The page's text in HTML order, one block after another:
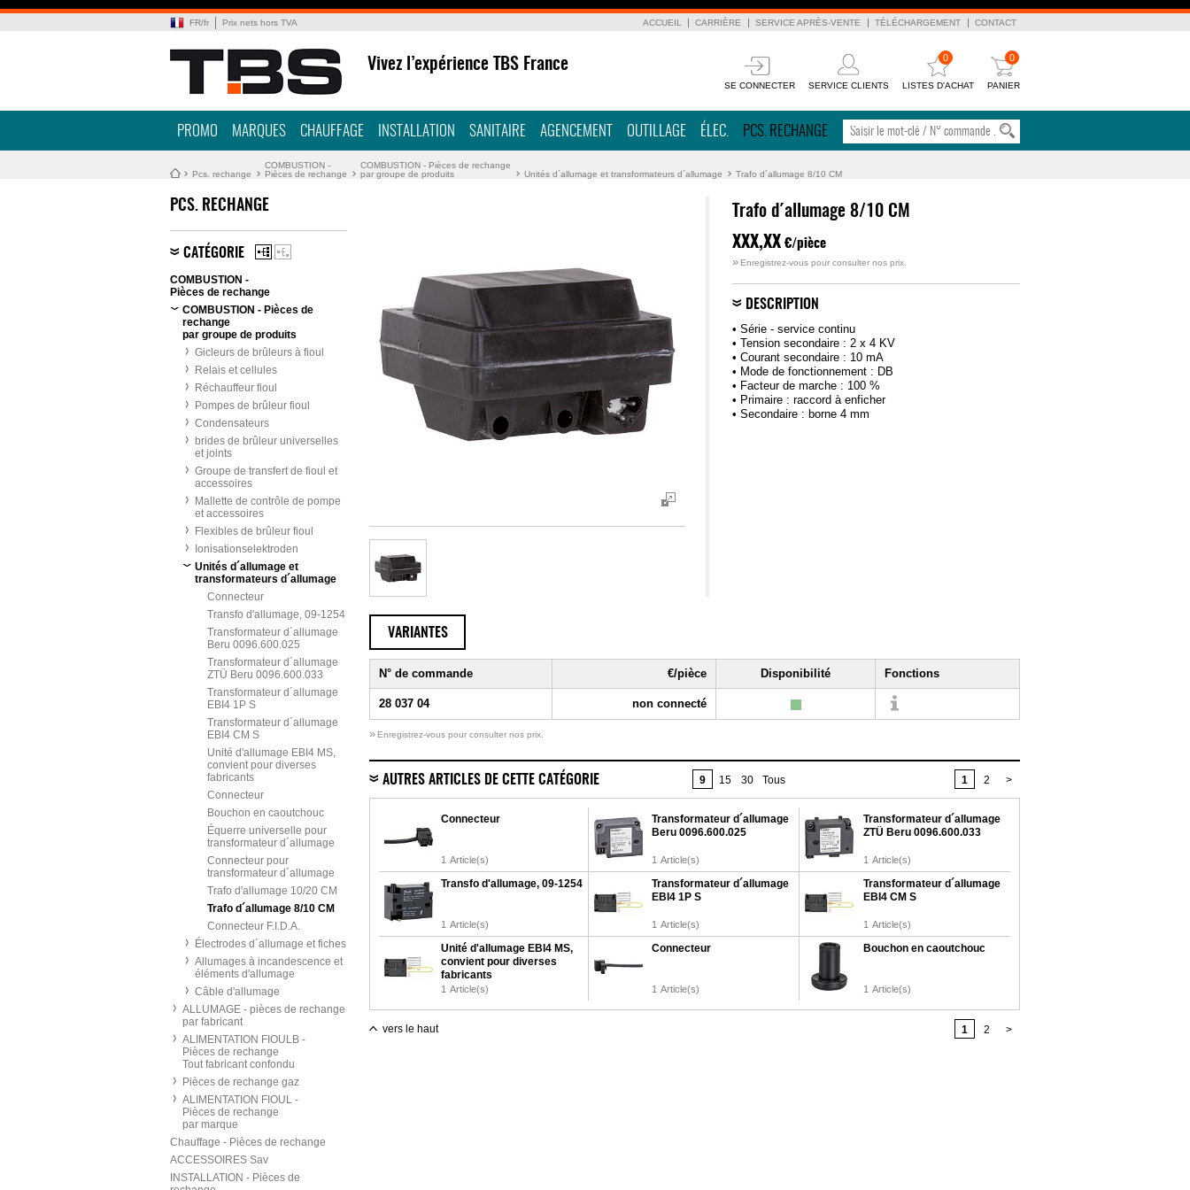
FR/fr Prix nets hors TVA ACCUEIL CARRIÈRE SERVICE APRÈS-VENTE TÉLÉCHARGEMENT CONTACT
Vivez l’expérience TBS France
SE CONNECTER SERVICE CLIENTS
0
LISTES D'ACHAT
0
PANIER
PROMO MARQUES CHAUFFAGE INSTALLATION SANITAIRE AGENCEMENT OUTILLAGE ÉLEC. PCS. RECHANGE
Pcs. rechange
COMBUSTION -
Pièces de rechange
COMBUSTION - Pièces de rechange
par groupe de produits
Unités d´allumage et transformateurs d´allumage Trafo d´allumage 8/10 CM
PCS. RECHANGE
CATÉGORIE
COMBUSTION -
Pièces de rechange
COMBUSTION - Pièces de
rechange
par groupe de produits
Gicleurs de brûleurs à fioul
Relais et cellules
Réchauffeur fioul
Pompes de brûleur fioul
Condensateurs
brides de brûleur universelles
et joints
Groupe de transfert de fioul et
accessoires
Mallette de contrôle de pompe
et accessoires
Flexibles de brûleur fioul
Ionisationselektroden
Unités d´allumage et
transformateurs d´allumage
Connecteur
Transfo d'allumage, 09-1254
Transformateur d´allumage
Beru 0096.600.025
Transformateur d´allumage
ZTÜ Beru 0096.600.033
Transformateur d´allumage
EBI4 1P S
Transformateur d´allumage
EBI4 CM S
Unité d'allumage EBI4 MS,
convient pour diverses
fabricants
Connecteur
Bouchon en caoutchouc
Équerre universelle pour
transformateur d´allumage
Connecteur pour
transformateur d´allumage
Trafo d'allumage 10/20 CM
Trafo d´allumage 8/10 CM
Connecteur F.I.D.A.
Électrodes d´allumage et fiches
Allumages à incandescence et
éléments d'allumage
Câble d'allumage
ALLUMAGE - pièces de rechange
par fabricant
ALIMENTATION FIOULB -
Pièces de rechange
Tout fabricant confondu
Pièces de rechange gaz
ALIMENTATION FIOUL -
Pièces de rechange
par marque
Chauffage - Pièces de rechange
ACCESSOIRES Sav
INSTALLATION - Pièces de
Trafo d´allumage 8/10 CM
XXX,XX €/pièce
» Enregistrez-vous pour consulter nos prix.
DESCRIPTION
• Série - service continu
• Tension secondaire : 2 x 4 KV
• Courant secondaire : 10 mA
• Mode de fonctionnement : DB
• Facteur de marche : 100 %
• Primaire : raccord à enficher
• Secondaire : borne 4 mm
VARIANTES
N° de commande €/pièce Disponibilité Fonctions
28 037 04 non connecté
» Enregistrez-vous pour consulter nos prix.
AUTRES ARTICLES DE CETTE CATÉGORIE 9 15 30 Tous 1 2 >
Connecteur
1 Article(s)
Transformateur d´allumage
Beru 0096.600.025
1 Article(s)
Transformateur d´allumage
ZTÜ Beru 0096.600.033
1 Article(s)
Transfo d'allumage, 09-1254
1 Article(s)
Transformateur d´allumage
EBI4 1P S
1 Article(s)
Transformateur d´allumage
EBI4 CM S
1 Article(s)
Unité d'allumage EBI4 MS,
convient pour diverses
fabricants
1 Article(s)
Connecteur
1 Article(s)
Bouchon en caoutchouc
1 Article(s)
vers le haut 1 2 >